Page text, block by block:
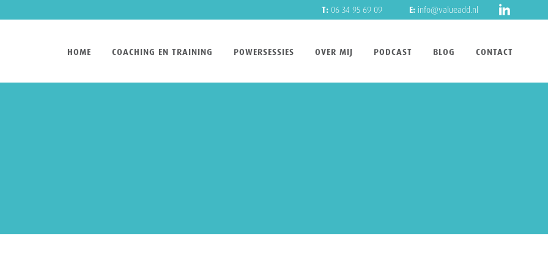
T: 06 34 95 69 09 E: info@valueadd.nl
HOME COACHING EN TRAINING
EN TRAINING
POWERSESSIES
JE DOELGROEP
OVER MIJ PODCAST BLOG CONTACT